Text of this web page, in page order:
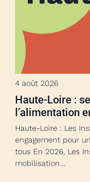
4 août 2026
Haute-Loire :
l’alimentation
Haute-Loire : Les
engagement pour
tous En 2026, Les
mobilisation…